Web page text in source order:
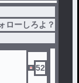
ローしろよ？絶対
52